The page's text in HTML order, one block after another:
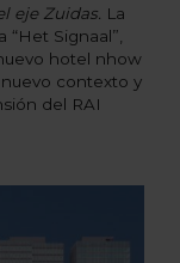
eje Zuidas. La
Signaal”,
hotel nhow
contexto y
del RAI